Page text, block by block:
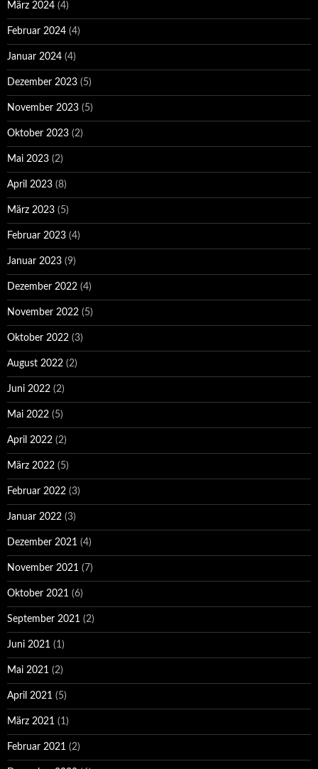
März 2024 (4)
Februar 2024 (4)
Januar 2024 (4)
Dezember 2023 (5)
November 2023 (5)
Oktober 2023 (2)
Mai 2023 (2)
April 2023 (8)
März 2023 (5)
Februar 2023 (4)
Januar 2023 (9)
Dezember 2022 (4)
November 2022 (5)
Oktober 2022 (3)
August 2022 (2)
Juni 2022 (2)
Mai 2022 (5)
April 2022 (2)
März 2022 (5)
Februar 2022 (3)
Januar 2022 (3)
Dezember 2021 (4)
November 2021 (7)
Oktober 2021 (6)
September 2021 (2)
Juni 2021 (1)
Mai 2021 (2)
April 2021 (5)
März 2021 (1)
Februar 2021 (2)